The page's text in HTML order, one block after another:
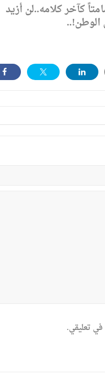
كآخر كلامه..لن أزيد
الوطن!..
في تعليقي.